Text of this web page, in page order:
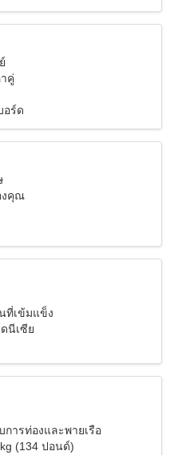
คู่
อร์ด
งคุณ
ที่เข้มแข็ง
นีเซีย
การท่องและพายเรือ
(134 ปอนด์)